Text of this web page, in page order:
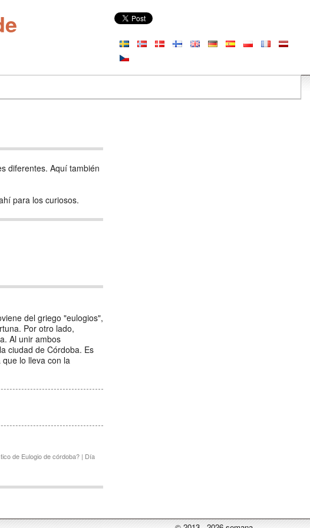
diferentes. Aquí también
para los curiosos.
del griego "eulogios",
Por otro lado,
Al unir ambos
ciudad de Córdoba. Es
lo lleva con la
de Eulogio de córdoba? | Día